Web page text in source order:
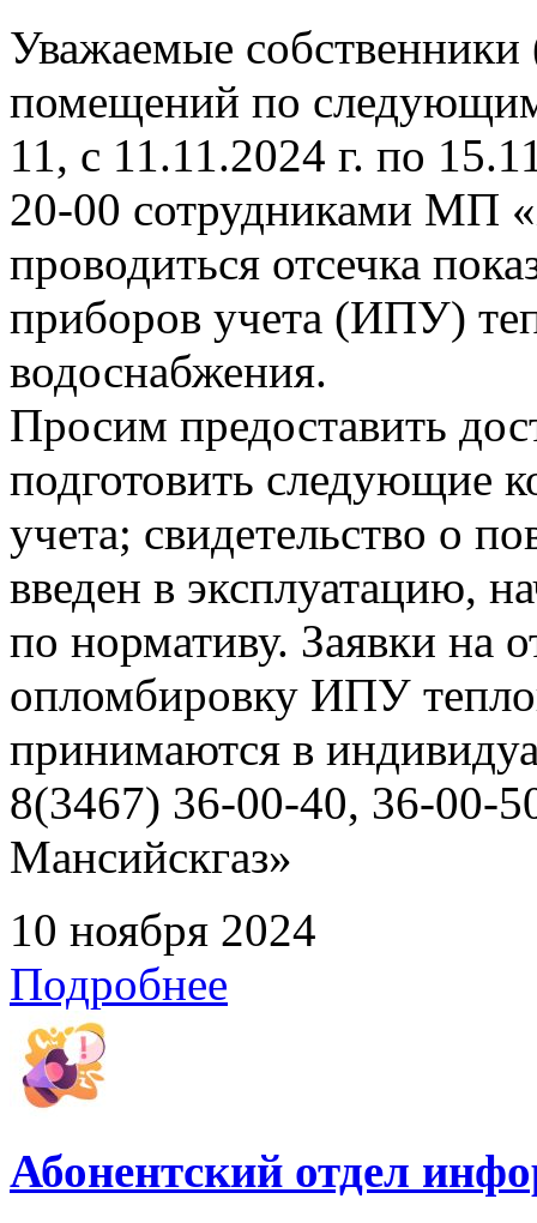
Уважаемые
помещений по
11, с 11.11.2024 г. по
20-00 сотрудниками МП
проводиться отсечка
приборов учета (ИПУ)
водоснабжения.
Просим предоставить
подготовить следующие
учета; свидетельство о
введен в эксплуатацию,
по нормативу. Заявки на
опломбировку ИПУ
принимаются в
8(3467) 36-00-40, 36-
Мансийскгаз»
10 ноября 2024
Подробнее
Абонентский отдел